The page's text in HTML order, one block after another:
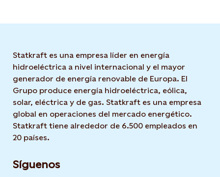
Statkraft es una empresa líder en energía
hidroeléctrica a nivel internacional y el mayor
generador de energía renovable de Europa. El
Grupo produce energía hidroeléctrica, eólica,
solar, eléctrica y de gas. Statkraft es una empresa
global en operaciones del mercado energético.
Statkraft tiene alrededor de 6.500 empleados en
20 países.
Síguenos